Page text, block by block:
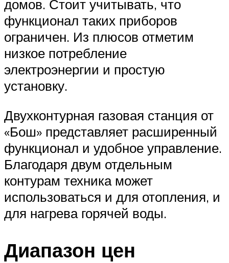
домов. Стоит учитывать, что
функционал таких приборов
ограничен. Из плюсов отметим
низкое потребление
электроэнергии и простую
установку.
Двухконтурная газовая станция от
«Бош» представляет расширенный
функционал и удобное управление.
Благодаря двум отдельным
контурам техника может
использоваться и для отопления, и
для нагрева горячей воды.
Диапазон цен